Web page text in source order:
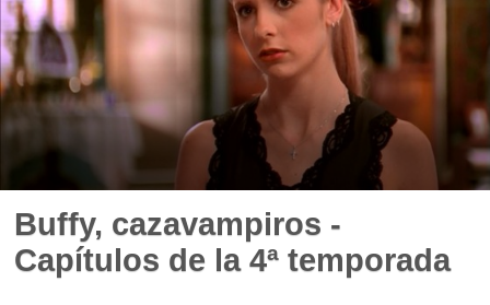
Buffy, cazavampiros -
Capítulos de la 4ª temporada